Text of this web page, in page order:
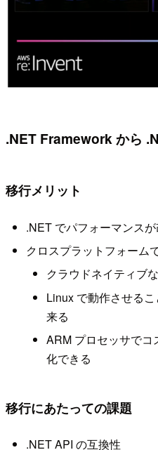
.NET Framework から
移行メリット
.NET でパフォーマンス
クロスプラットフォーム
クラウドネイティブ
Linux で動作させる
来る
ARM プロセッサでコ
化できる
移行にあたっての課題
.NET API の互換性